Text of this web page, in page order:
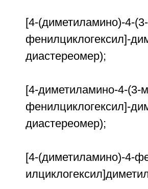
[4-(диметиламино)-4-
диастереомер);
[4-диметиламино-4-(3-
диастереомер);
[4-(диметиламино)-4-